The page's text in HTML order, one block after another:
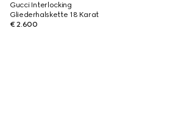
Gucci Interlocking
Gliederhalskette 18 Karat
€ 2.600